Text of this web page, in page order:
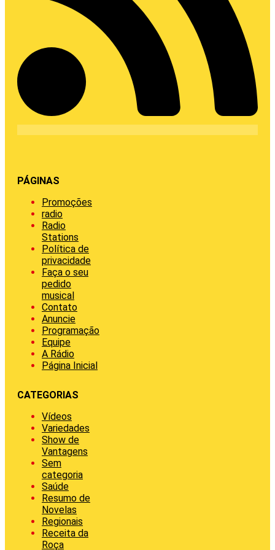
PÁGINAS
Promoções
radio
Radio
Stations
Política de
privacidade
Faça o seu
pedido
musical
Contato
Anuncie
Programação
Equipe
A Rádio
Página Inicial
CATEGORIAS
Vídeos
Variedades
Show de
Vantagens
Sem
categoria
Saúde
Resumo de
Novelas
Regionais
Receita da
Roça